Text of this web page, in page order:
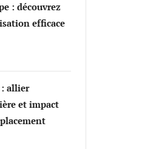
: découvrez
efficace
: allier
et impact